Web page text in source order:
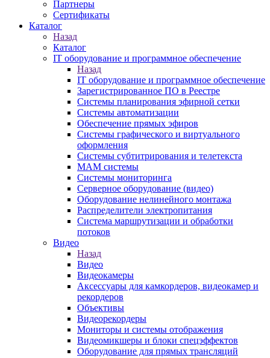
Партнеры
Сертификаты
Каталог
Назад
Каталог
IT оборудование и программное обеспечение
Назад
IT оборудование и программное обеспечение
Зарегистрированное ПО в Реестре
Системы планирования эфирной сетки
Системы автоматизации
Обеспечение прямых эфиров
Системы графического и виртуального
оформления
Системы субтитрирования и телетекста
MAM системы
Системы мониторинга
Серверное оборудование (видео)
Оборудование нелинейного монтажа
Распределители электропитания
Система маршрутизации и обработки
потоков
Видео
Назад
Видео
Видеокамеры
Аксессуары для камкордеров, видеокамер и
рекордеров
Объективы
Видеорекордеры
Мониторы и системы отображения
Видеомикшеры и блоки спецэффектов
Оборудование для прямых трансляций